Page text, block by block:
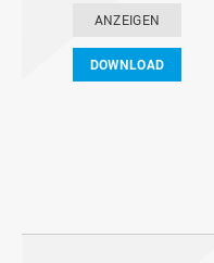
ANZEIGEN
DOWNLOAD